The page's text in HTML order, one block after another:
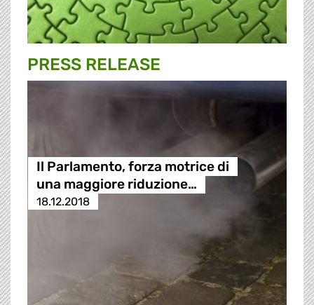
PRESS RELEASE
Il Parlamento, forza motrice di
una maggiore riduzione…
18.12.2018